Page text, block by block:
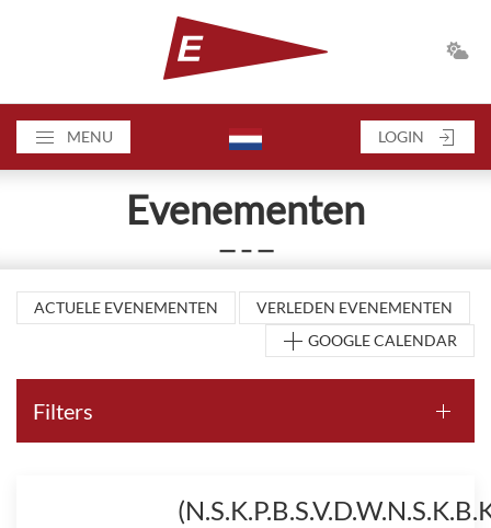
MENU LOGIN
Evenementen
— – —
ACTUELE EVENEMENTEN
VERLEDEN EVENEMENTEN
GOOGLE CALENDAR
Filters